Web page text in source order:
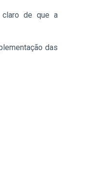
claro de que a
das